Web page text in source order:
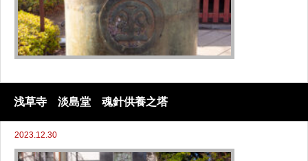
浅草寺 淡島堂 魂針供養之塔
2023.12.30